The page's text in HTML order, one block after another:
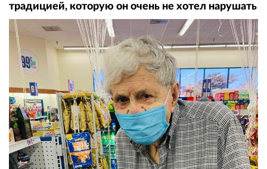
традицией, которую он очень не хотел нарушать